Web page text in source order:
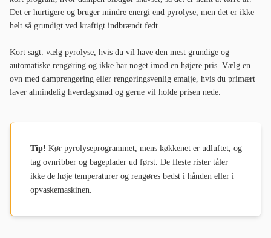
Det er hurtigere og bruger mindre energi end pyrolyse, men det er ikke
helt så grundigt ved kraftigt indbrændt fedt.
Kort sagt: vælg pyrolyse, hvis du vil have den mest grundige og
automatiske rengøring og ikke har noget imod en højere pris. Vælg en
ovn med damprengøring eller rengøringsvenlig emalje, hvis du primært
laver almindelig hverdagsmad og gerne vil holde prisen nede.
Tip! Kør pyrolyseprogrammet, mens køkkenet er udluftet, og
tag ovnribber og bageplader ud først. De fleste rister tåler
ikke de høje temperaturer og rengøres bedst i hånden eller i
opvaskemaskinen.